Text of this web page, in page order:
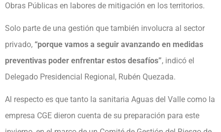
Obras Públicas en labores de mitigación en los territorios.
Solo parte de una gestión que también involucra al sector
privado, “porque vamos a seguir avanzando en medidas
preventivas poder enfrentar estos desafíos”, indicó el
Delegado Presidencial Regional, Rubén Quezada.
Al respecto es que tanto la sanitaria Aguas del Valle como la
empresa CGE dieron cuenta de su preparación para este